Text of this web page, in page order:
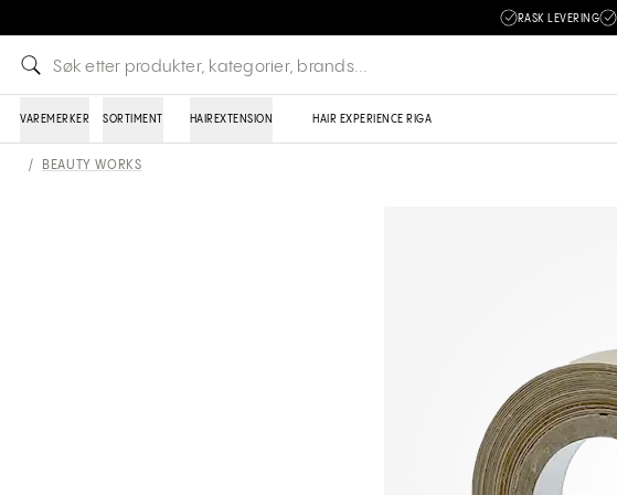
RASK LEVERING
VAREMERKER SORTIMENT HAIREXTENSION HAIR EXPERIENCE RIGA
/ BEAUTY WORKS